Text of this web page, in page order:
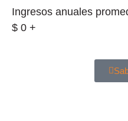
Ingresos anuales
$ 0 +